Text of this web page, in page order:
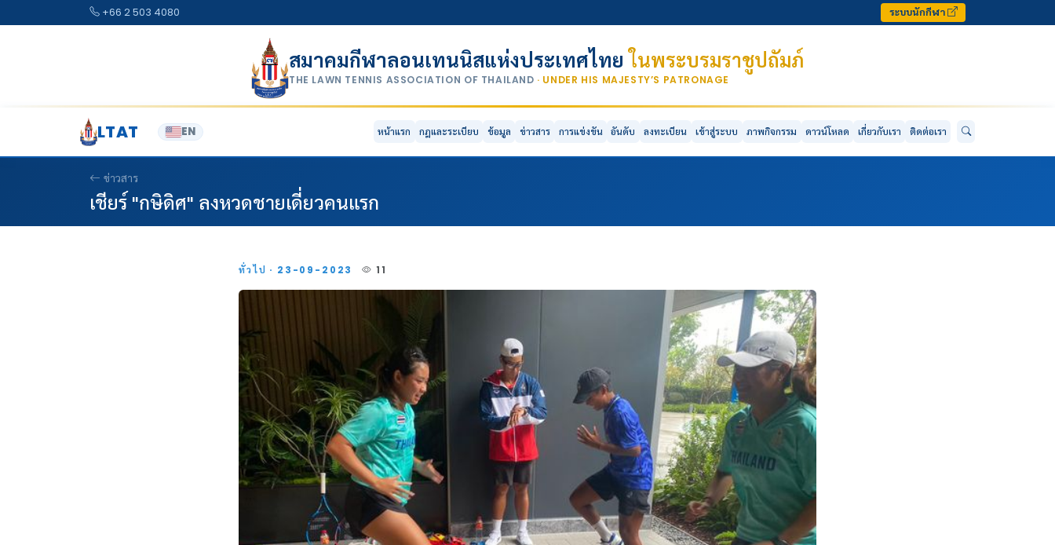
+66 2 503 4080 ระบบนักกีฬา
สมาคมกีฬาลอนเทนนิสแห่งประเทศไทยในพระบรมราชูปถัมภ์
THE LAWN TENNIS ASSOCIATION OF THAILAND · UNDER HIS MAJESTY’S PATRONAGE
LTAT EN หน้าแรก กฎและระเบียบ ข้อมูล ข่าวสาร การแข่งขัน อันดับ ลงทะเบียน เข้าสู่ระบบ ภาพกิจกรรม ดาวน์โหลด เกี่ยวกับเรา ติดต่อเรา
ข่าวสาร
เชียร์ "กษิดิศ" ลงหวดชายเดี่ยวคนแรก
ทั่วไป · 23-09-2023 11